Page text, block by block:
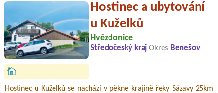
Hostinec a ubytování
u Kuželků
Hvězdonice
Středočeský kraj Okres Benešov
Hostinec u Kuželků se nachází v pěkné krajině řeky Sázavy 25km